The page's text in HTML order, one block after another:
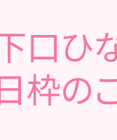
口ひ
枠の